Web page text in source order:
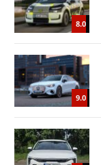
8.0
9.0